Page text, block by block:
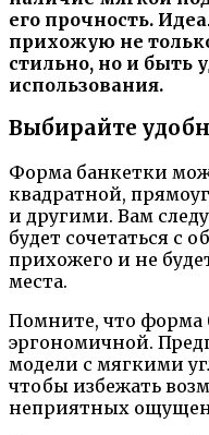
его прочность.
прихожую не
стильно, но и быть
использования.
Выбирайте
Форма банкетки
квадратной,
и другими. Вам
будет сочетаться с
прихожего и не
места.
Помните, что форма
эргономичной.
модели с мягкими
чтобы избежать
неприятных